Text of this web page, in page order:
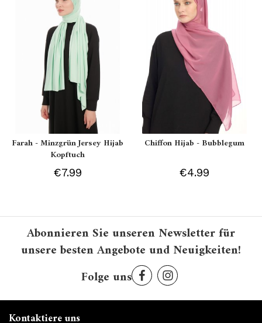
Farah - Minzgrün Jersey Hijab
Kopftuch
€7.99
Chiffon Hijab - Bubblegum
€4.99
Abonnieren Sie unseren Newsletter für
unsere besten Angebote und Neuigkeiten!
Folge uns
Kontaktiere uns